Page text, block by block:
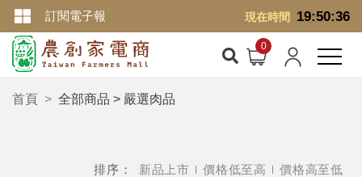
現在時間 19:50:37
訂閱電子報
首頁 全部商品 > 嚴選肉品
排序： 新品上市 價格低至高
價格高至低